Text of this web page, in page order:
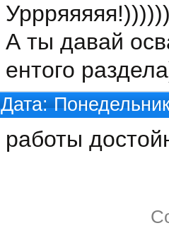
А ты давай
ентого
Дата:
работы